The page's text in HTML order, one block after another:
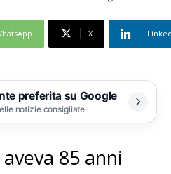
X
preferita su Google
notizie consigliate
85 anni